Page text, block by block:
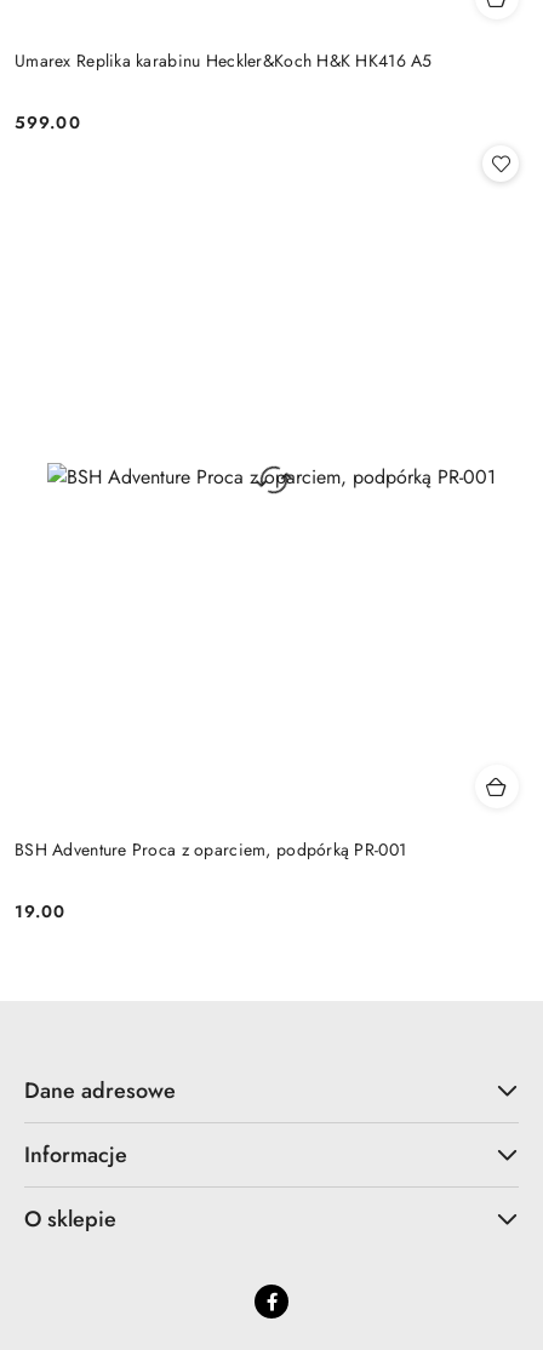
Umarex Replika karabinu Heckler&Koch H&K HK416 A5
Cena:
599.00
BSH Adventure Proca z oparciem, podpórką PR-001
Cena:
19.00
Dane adresowe
Informacje
O sklepie